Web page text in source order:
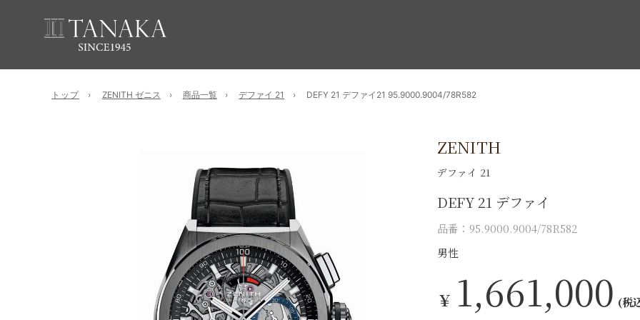
トップ ZENITH ゼニス 商品一覧 デファイ 21 DEFY 21 デファイ21 95.9000.9004/78R582
ZENITH
デファイ 21
DEFY 21 デファイ
品番：95.9000.9004/78R582
男性
￥ 1,661,000 (税